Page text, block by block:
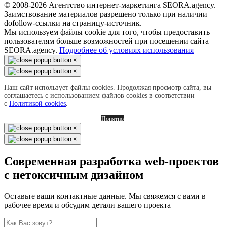
© 2008-2026 Агентство интернет-маркетинга SEORA.agency.
Заимствование материалов разрешено только при наличии
dofollow-ссылки на страницу-источник.
Мы используем файлы cookie для того, чтобы предоставить
пользователям больше возможностей при посещении сайта
SEORA.agency. Подробнее об условиях использования
×
×
Наш сайт использует файлы cookies. Продолжая просмотр сайта, вы
соглашаетесь с использованием файлов cookies в соответствии
с Политикой cookies.
Понятно
×
×
Современная разработка web-проектов
с нетоксичным дизайном
Оставьте ваши контактные данные. Мы свяжемся с вами в
рабочее время и обсудим детали вашего проекта